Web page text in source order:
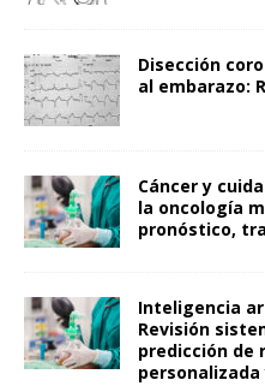
Disección
al embarazo:
Cáncer y
la oncología
pronóstico,
Inteligencia
Revisión
predicción de